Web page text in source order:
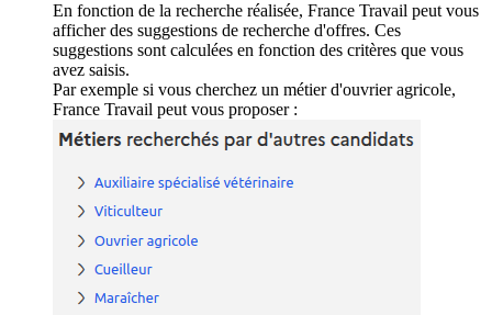
En fonction de la recherche réalisée, France Travail peut vous
afficher des suggestions de recherche d'offres. Ces
suggestions sont calculées en fonction des critères que vous
avez saisis.
Par exemple si vous cherchez un métier d'ouvrier agricole,
France Travail peut vous proposer :